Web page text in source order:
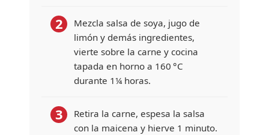
2
Mezcla salsa de soya, jugo de
limón y demás ingredientes,
vierte sobre la carne y cocina
tapada en horno a 160 °C
durante 1¼ horas.
3
Retira la carne, espesa la salsa
con la maicena y hierve 1 minuto.